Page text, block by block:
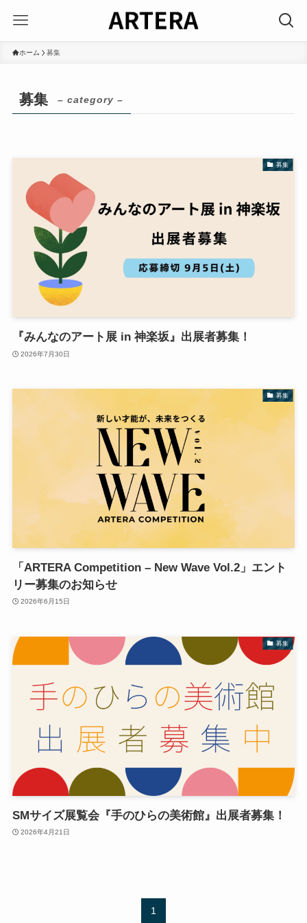
ホーム 募集
募集 – category –
募集
『みんなのアート展 in 神楽坂』出展者募集！
2026年7月30日
募集
「ARTERA Competition – New Wave Vol.2」エント
リー募集のお知らせ
2026年6月15日
募集
SMサイズ展覧会『手のひらの美術館』出展者募集！
2026年4月21日
1